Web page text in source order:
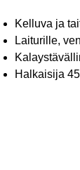
Kelluva ja
Laiturille,
Halkaisija 45